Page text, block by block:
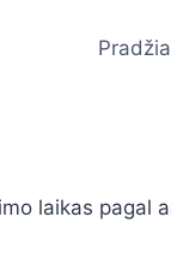
Pradžia